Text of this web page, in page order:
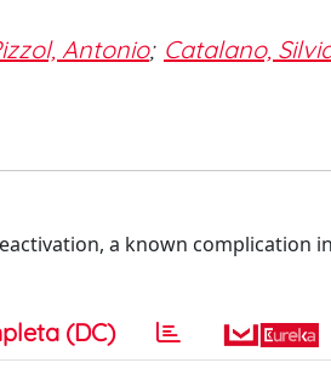
Antonio; Catalano,
a known complication
(DC)